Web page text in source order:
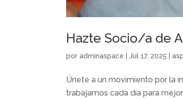
Hazte Socio/a de
poradminaspace |Jul 17, 2025 |
Únete a un movimiento por la
trabajamos cada día para